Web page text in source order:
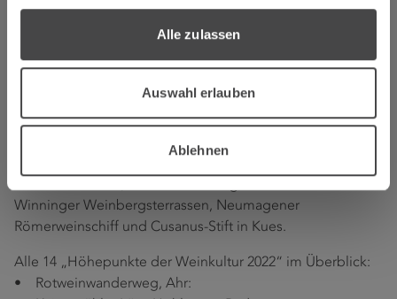
Alle zulassen
Auswahl erlauben
Ablehnen
Die neun Höhepunkte der Weinkultur im Anbaugebiet
Mosel sind: Römische Kelteranlage Piesport, Ältester
Weinbergs-Sonnenuhren, Jugendstil- und
Weinhandelsstadt Traben-Trarbach, Bremmer Calmont
(Prämierung 2010), Weinwerkstatt Lubentiushof in
Winninger Weinbergsterrassen, Neumagener
Römerweinschiff und Cusanus-Stift in Kues.
Alle 14 „Höhepunkte der Weinkultur 2022“ im Überblick:
• Rotweinwanderweg, Ahr: